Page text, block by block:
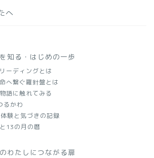
へ
知る・はじめの一歩
ーディングとは
へ繋ぐ羅針盤とは
語に触れてみる
るかわ
体験と気づきの記録
13の月の暦
わたしにつながる扉